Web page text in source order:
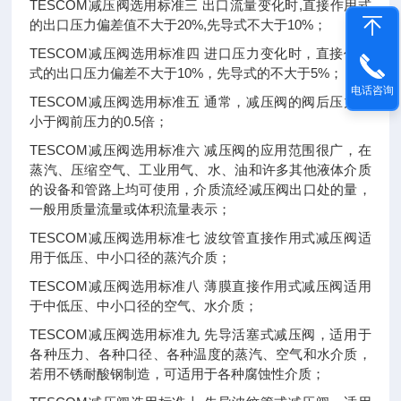
TESCOM减压阀选用标准三 出口流量变化时,直接作用式
的出口压力偏差值不大于20%,先导式不大于10%；
TESCOM减压阀选用标准四 进口压力变化时，直接作用
式的出口压力偏差不大于10%，先导式的不大于5%；
TESCOM减压阀选用标准五 通常，减压阀的阀后压力应
小于阀前压力的0.5倍；
TESCOM减压阀选用标准六 减压阀的应用范围很广，在
蒸汽、压缩空气、工业用气、水、油和许多其他液体介质
的设备和管路上均可使用，介质流经减压阀出口处的量，
一般用质量流量或体积流量表示；
TESCOM减压阀选用标准七 波纹管直接作用式减压阀适
用于低压、中小口径的蒸汽介质；
TESCOM减压阀选用标准八 薄膜直接作用式减压阀适用
于中低压、中小口径的空气、水介质；
TESCOM减压阀选用标准九 先导活塞式减压阀，适用于
各种压力、各种口径、各种温度的蒸汽、空气和水介质，
若用不锈耐酸钢制造，可适用于各种腐蚀性介质；
电话咨询